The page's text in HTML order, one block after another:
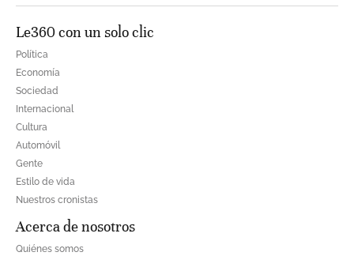
Le360 con un solo clic
Política
Economía
Sociedad
Internacional
Cultura
Automóvil
Gente
Estilo de vida
Nuestros cronistas
Acerca de nosotros
Quiénes somos